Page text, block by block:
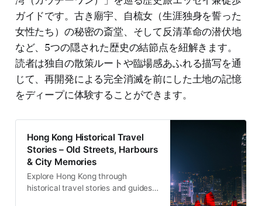
ガイドです。古き廟宇、自梳女（生涯独身を誓った
女性たち）の秘密の斎堂、そして反清革命の潜伏地
など、5つの隠された歴史の結節点を紐解きます。
読者は独自の散策ルートや臨場感あふれる描写を通
じて、再開発による完全消滅を前にした土地の記憶
をディープに体験することができます。
Hong Kong Historical Travel
Stories – Old Streets, Harbours
& City Memories
Explore Hong Kong through
historical travel stories and guides.